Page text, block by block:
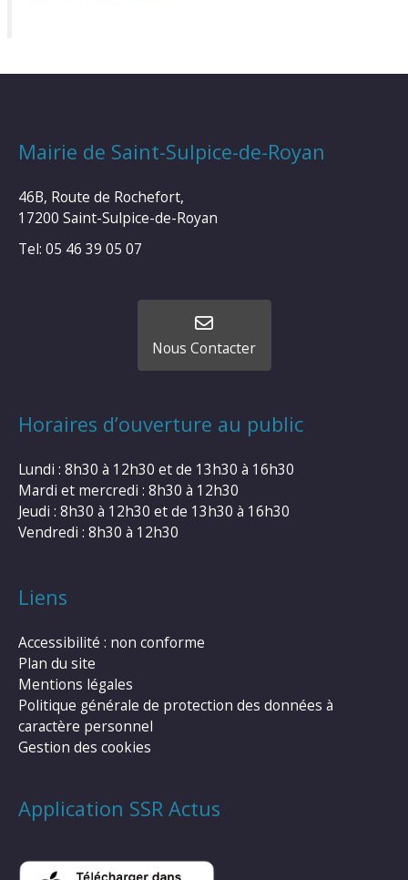
Mairie de Saint-Sulpice-de-Royan
46B, Route de Rochefort,
17200 Saint-Sulpice-de-Royan
Tel: 05 46 39 05 07
Nous Contacter
Horaires d’ouverture au public
Lundi : 8h30 à 12h30 et de 13h30 à 16h30
Mardi et mercredi : 8h30 à 12h30
Jeudi : 8h30 à 12h30 et de 13h30 à 16h30
Vendredi : 8h30 à 12h30
Liens
Accessibilité : non conforme
Plan du site
Mentions légales
Politique générale de protection des données à
caractère personnel
Gestion des cookies
Application SSR Actus